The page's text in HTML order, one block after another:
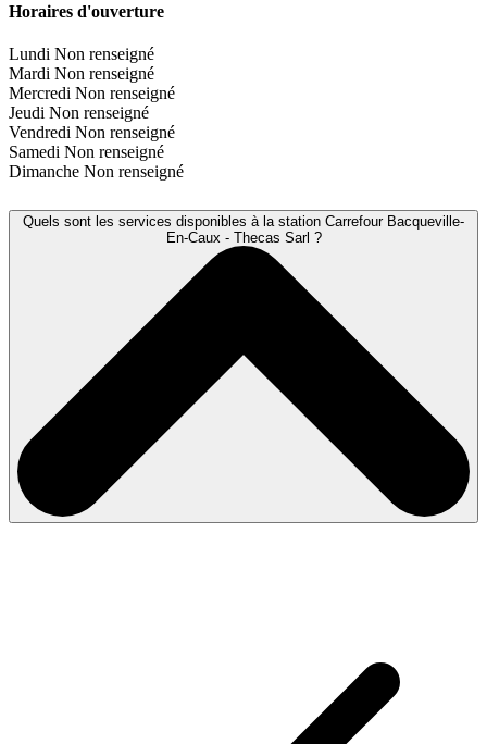
Horaires d'ouverture
Lundi Non renseigné
Mardi Non renseigné
Mercredi Non renseigné
Jeudi Non renseigné
Vendredi Non renseigné
Samedi Non renseigné
Dimanche Non renseigné
Quels sont les services disponibles à la station Carrefour Bacqueville-
En-Caux - Thecas Sarl ?